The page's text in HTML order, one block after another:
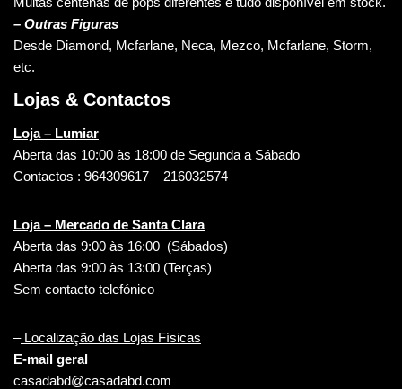
– Outras Figuras
Desde Diamond, Mcfarlane, Neca, Mezco, Mcfarlane, Storm,
etc.
Lojas & Contactos
Loja – Lumiar
Aberta das 10:00 às 18:00 de Segunda a Sábado
Contactos : 964309617 – 216032574
Loja – Mercado de Santa Clara
Aberta das 9:00 às 16:00 (Sábados)
Aberta das 9:00 às 13:00 (Terças)
Sem contacto telefónico
–Localização das Lojas Físicas
E-mail geral
casadabd@casadabd.com